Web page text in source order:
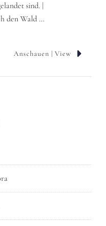
sind. |
den Wald …
Anschauen | View